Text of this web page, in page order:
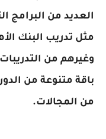
العديد من البرامج
مثل تدريب البنك
وغيرهم من
باقة متنوعة من
من المجالات.